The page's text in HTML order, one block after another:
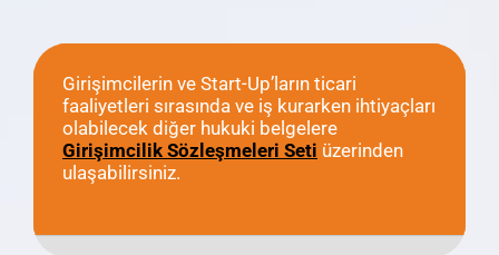
Girişimcilerin ve Start-Up’ların ticari
faaliyetleri sırasında ve iş kurarken ihtiyaçları
olabilecek diğer hukuki belgelere
Girişimcilik Sözleşmeleri Seti üzerinden
ulaşabilirsiniz.